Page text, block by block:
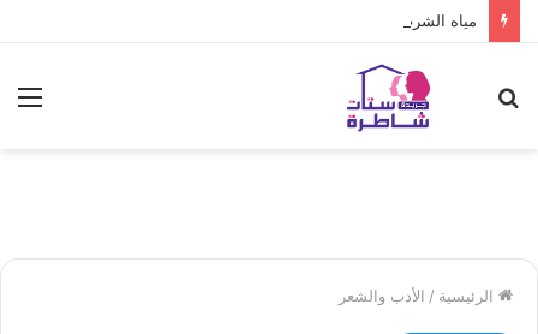
مياه الشرب بالجيزة: قطع المياه عن عدد من المناطق بالهرم
الرئيسية / الأدب والشعر